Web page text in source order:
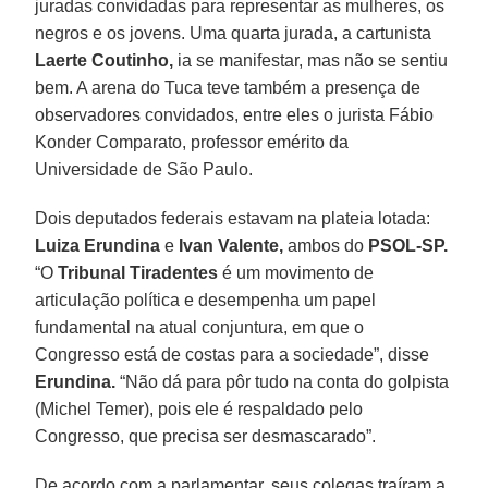
juradas convidadas para representar as mulheres, os
negros e os jovens. Uma quarta jurada, a cartunista
Laerte Coutinho, ia se manifestar, mas não se sentiu
bem. A arena do Tuca teve também a presença de
observadores convidados, entre eles o jurista Fábio
Konder Comparato, professor emérito da
Universidade de São Paulo.
Dois deputados federais estavam na plateia lotada:
Luiza Erundina e Ivan Valente, ambos do PSOL-SP.
“OTribunal Tiradentes é um movimento de
articulação política e desempenha um papel
fundamental na atual conjuntura, em que o
Congresso está de costas para a sociedade”, disse
Erundina. “Não dá para pôr tudo na conta do golpista
(Michel Temer), pois ele é respaldado pelo
Congresso, que precisa ser desmascarado”.